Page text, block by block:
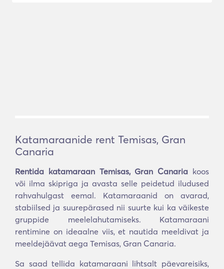
Katamaraanide rent Temisas, Gran
Canaria
Rentida katamaraan Temisas, Gran Canaria koos
või ilma skipriga ja avasta selle peidetud iludused
rahvahulgast eemal. Katamaraanid on avarad,
stabiilsed ja suurepärased nii suurte kui ka väikeste
gruppide meelelahutamiseks. Katamaraani
rentimine on ideaalne viis, et nautida meeldivat ja
meeldejäävat aega Temisas, Gran Canaria.
Sa saad tellida katamaraani lihtsalt päevareisiks,